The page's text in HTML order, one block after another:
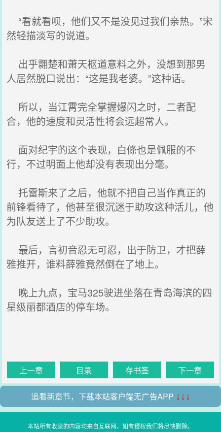
“看就看呗，他们又不是没见过我们亲热。”宋
然轻描淡写的说道。
出乎翾楚和萧天枢道意料之外，没想到那男
人居然脱口说出：“这是我老婆。”这种话。
所以，当江霄完全掌握爆闪之时，二者配
合，他的速度和灵活性将会远超常人。
面对纪宇的这个表现，白條也是佩服的不
行，不过明面上他却没有表现出分毫。
托雷斯来了之后，他就不把自己当作真正的
前锋看待了，他甚至很沉迷于助攻这种活儿，他
为队友送上了不少助攻。
最后，言初音忍无可忍，出于防卫，才把薛
雅推开，谁料薛雅竟然倒在了地上。
晚上九点，宝马325驶进坐落在青岛海滨的四
星级丽都酒店的停车场。
上一章 目录 存书签 下一章
追看新章节，下载本站客户端无广告APP ↓↓↓
本站所有收录的内容均来自互联网，如有侵权我们将尽快删除。